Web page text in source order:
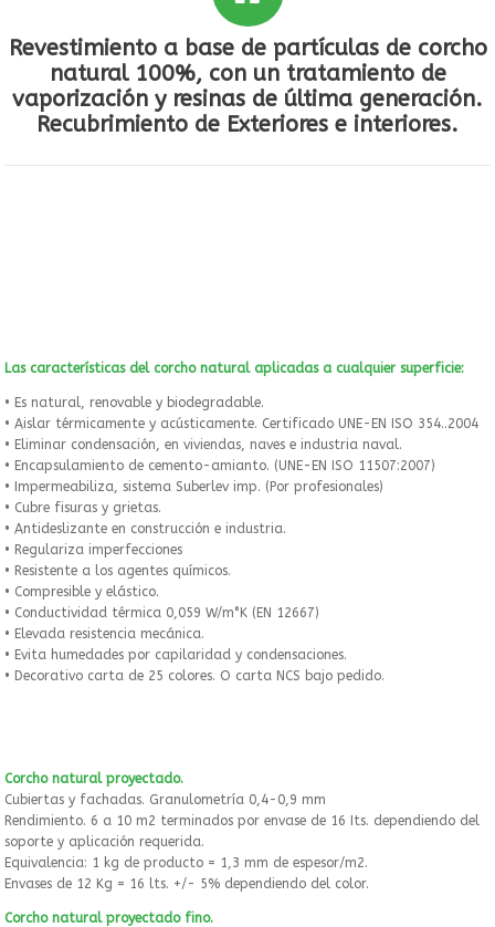
Revestimiento a base de partículas de corcho
natural 100%, con un tratamiento de
vaporización y resinas de última generación.
Recubrimiento de Exteriores e interiores.
Las características del corcho natural aplicadas a cualquier superficie:
• Es natural, renovable y biodegradable.
• Aislar térmicamente y acústicamente. Certificado UNE-EN ISO 354..2004
• Eliminar condensación, en viviendas, naves e industria naval.
• Encapsulamiento de cemento-amianto. (UNE-EN ISO 11507:2007)
• Impermeabiliza, sistema Suberlev imp. (Por profesionales)
• Cubre fisuras y grietas.
• Antideslizante en construcción e industria.
• Regulariza imperfecciones
• Resistente a los agentes químicos.
• Compresible y elástico.
• Conductividad térmica 0,059 W/m°K (EN 12667)
• Elevada resistencia mecánica.
• Evita humedades por capilaridad y condensaciones.
• Decorativo carta de 25 colores. O carta NCS bajo pedido.
Corcho natural proyectado.
Cubiertas y fachadas. Granulometría 0,4-0,9 mm
Rendimiento. 6 a 10 m2 terminados por envase de 16 Its. dependiendo del
soporte y aplicación requerida.
Equivalencia: 1 kg de producto = 1,3 mm de espesor/m2.
Envases de 12 Kg = 16 lts. +/- 5% dependiendo del color.
Corcho natural proyectado fino.